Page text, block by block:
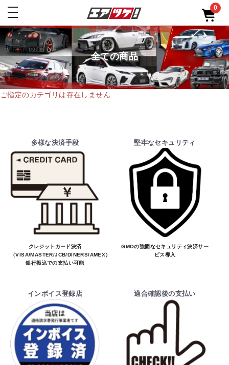
toggle
0
全ての商品
ご指定のカテゴリは存在しません
多様な決済手段
クレジットカード決済
（VISA/MASTER/JCB/DINERS/AMEX）、
銀行振込での支払い可能
堅牢なセキュリティ
GMOの強固なセキュリティ決済サー
ビス導入
インボイス登録店 適合確認後の支払い